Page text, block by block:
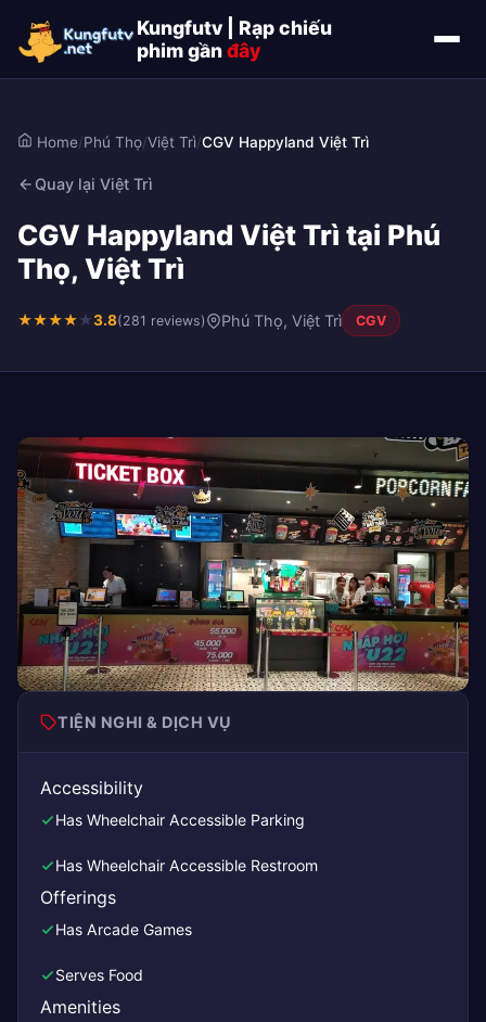
Kungfutv | Rạp chiếu
phim gầnđây
Home/Phú Thọ/Việt Trì/CGV Happyland Việt Trì
Quay lại Việt Trì
CGV Happyland Việt Trì tại Phú
Thọ, Việt Trì
★★★★★3.8(281 reviews) Phú Thọ, Việt Trì CGV
TIỆN NGHI & DỊCH VỤ
Accessibility
Has Wheelchair Accessible Parking
Has Wheelchair Accessible Restroom
Offerings
Has Arcade Games
Serves Food
Amenities